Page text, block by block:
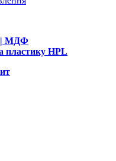
| МДФ
пластику HPL